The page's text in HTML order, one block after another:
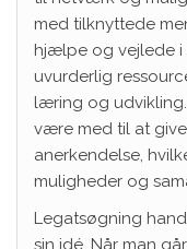
med tilknyttede
hjælpe og vejlede i
uvurderlig
læring og
være med til at
anerkendelse,
muligheder og
Legatsøgning
sin idé. Når man